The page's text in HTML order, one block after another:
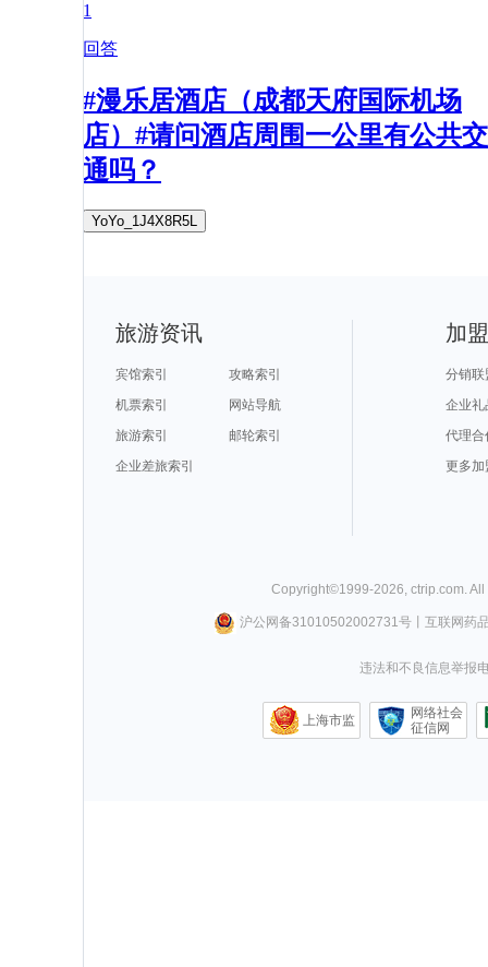
1
回答
#漫乐居酒店（成都天府国际机场
店）#请问酒店周围一公里有公共交
通吗？
YoYo_1J4X8R5L
旅游资讯
宾馆索引
攻略索引
机票索引
网站导航
旅游索引
邮轮索引
企业差旅索引
加
分销联
企业礼
代理合
更多加
Copyright©1999-2026, ctrip.com.
沪公网备31010502002731号丨 互联网药
违法和不良信息举报
上海市监
网络社会
征信网